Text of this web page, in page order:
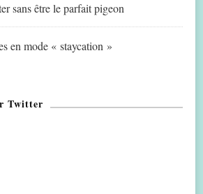
sans être le parfait pigeon
en mode « staycation »
Twitter